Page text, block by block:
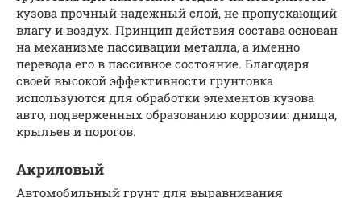
кузова прочный надежный слой, не пропускающий
влагу и воздух. Принцип действия состава основан
на механизме пассивации металла, а именно
перевода его в пассивное состояние. Благодаря
своей высокой эффективности грунтовка
используются для обработки элементов кузова
авто, подверженных образованию коррозии: днища,
крыльев и порогов.
Акриловый
Автомобильный грунт для выравнивания